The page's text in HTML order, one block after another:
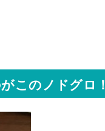
このノドグロ！